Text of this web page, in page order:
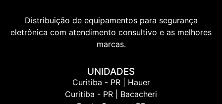
Distribuição de equipamentos para segurança
eletrônica com atendimento consultivo e as melhores
marcas.
UNIDADES
Curitiba - PR | Hauer
Curitiba - PR | Bacacheri